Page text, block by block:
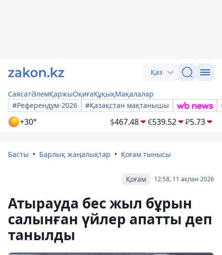
Қаз
СаясатӘлемҚаржыОқиғаҚұқықМақалалар
#Референдум-2026
#Қазақстан мақтанышы
+30° $467.48 €539.52 ₽5.73
Басты Барлық жаңалықтар Қоғам тынысы
12:58, 11 ақпан 2026
Қоғам
Атырауда бес жыл бұрын
салынған үйлер апатты деп
танылды